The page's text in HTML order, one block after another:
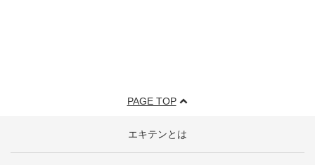
PAGE TOP
エキテンとは